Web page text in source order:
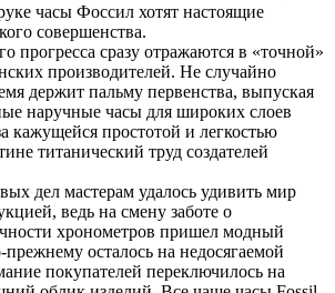
часы Фоссил хотят настоящие
совершенства.
прогресса сразу отражаются в «точной»
производителей. Не случайно
держит пальму первенства, выпуская
наручные часы для широких слоев
кажущейся простотой и легкостью
титанический труд создателей
дел мастерам удалось удивить мир
ведь на смену заботе о
хронометров пришел модный
прежнему осталось на недосягаемой
покупателей переключилось на